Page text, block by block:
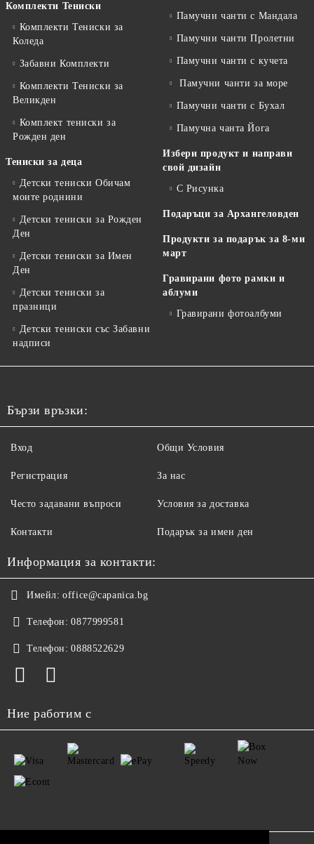
Комплекти Тениски
Комплекти Тениски за
Коледа
Забавни Комплекти
Комплекти Тениски за
Великден
Комплект тениски за
Рожден ден
Тениски за деца
Детски тениски Обичам
моите роднини
Детски тениски за Рожден
Ден
Детски тениски за Имен
Ден
Детски тениски за
празници
Детски тениски със Забавни
надписи
Памучни чанти с Мандала
Памучни чанти Пролетни
Памучни чанти с кучета
Памучни чанти за море
Памучни чанти с Бухал
Памучна чанта Йога
Избери продукт и направи
свой дизайн
С Рисунка
Подаръци за Архангеловден
Продукти за подарък за 8-ми
март
Гравирани фото рамки и
аблуми
Гравирани фотоалбуми
Бързи връзки:
Вход
Регистрация
Често задавани въпроси
Контакти
Общи Условия
За нас
Условия за доставка
Подарък за имен ден
Информация за контакти:
Имейл: office@capanica.bg
Телефон: 0877999581
Телефон: 0888522629
Ние работим с